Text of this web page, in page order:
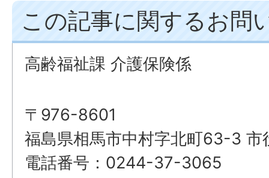
この記事に関するお問
高齢福祉課 介護保険係
〒976-8601
福島県相馬市中村字北町63-3 市
電話番号：0244-37-3065